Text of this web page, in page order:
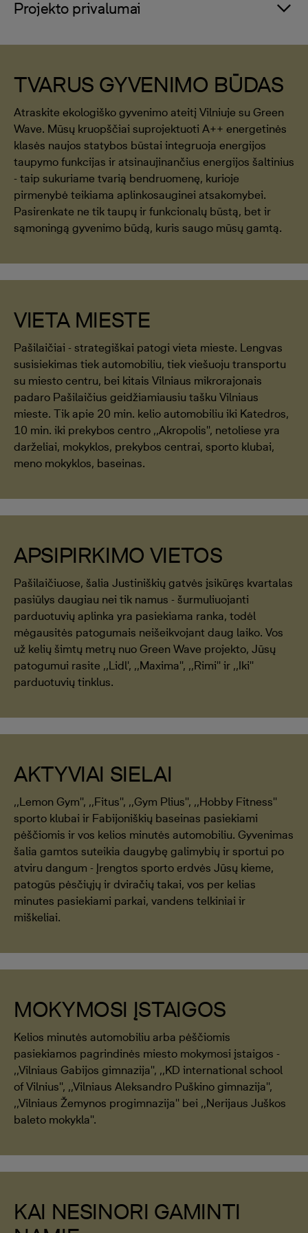
Projekto privalumai
TVARUS GYVENIMO BŪDAS
Atraskite ekologiško gyvenimo ateitį Vilniuje su Green
Wave. Mūsų kruopščiai suprojektuoti A++ energetinės
klasės naujos statybos būstai integruoja energijos
taupymo funkcijas ir atsinaujinančius energijos šaltinius
- taip sukuriame tvarią bendruomenę, kurioje
pirmenybė teikiama aplinkosauginei atsakomybei.
Pasirenkate ne tik taupų ir funkcionalų būstą, bet ir
sąmoningą gyvenimo būdą, kuris saugo mūsų gamtą.
VIETA MIESTE
Pašilaičiai - strategiškai patogi vieta mieste. Lengvas
susisiekimas tiek automobiliu, tiek viešuoju transportu
su miesto centru, bei kitais Vilniaus mikrorajonais
padaro Pašilaičius geidžiamiausiu tašku Vilniaus
mieste. Tik apie 20 min. kelio automobiliu iki Katedros,
10 min. iki prekybos centro ,,Akropolis'', netoliese yra
darželiai, mokyklos, prekybos centrai, sporto klubai,
meno mokyklos, baseinas.
APSIPIRKIMO VIETOS
Pašilaičiuose, šalia Justiniškių gatvės įsikūręs kvartalas
pasiūlys daugiau nei tik namus - šurmuliuojanti
parduotuvių aplinka yra pasiekiama ranka, todėl
mėgausitės patogumais neišeikvojant daug laiko. Vos
už kelių šimtų metrų nuo Green Wave projekto, Jūsų
patogumui rasite ,,Lidl', ,,Maxima'', ,,Rimi'' ir ,,Iki''
parduotuvių tinklus.
AKTYVIAI SIELAI
,,Lemon Gym'', ,,Fitus'', ,,Gym Plius'', ,,Hobby Fitness''
sporto klubai ir Fabijoniškių baseinas pasiekiami
pėščiomis ir vos kelios minutės automobiliu. Gyvenimas
šalia gamtos suteikia daugybę galimybių ir sportui po
atviru dangum - Įrengtos sporto erdvės Jūsų kieme,
patogūs pėsčiųjų ir dviračių takai, vos per kelias
minutes pasiekiami parkai, vandens telkiniai ir
miškeliai.
MOKYMOSI ĮSTAIGOS
Kelios minutės automobiliu arba pėščiomis
pasiekiamos pagrindinės miesto mokymosi įstaigos -
,,Vilniaus Gabijos gimnazija'', ,,KD international school
of Vilnius'', ,,Vilniaus Aleksandro Puškino gimnazija'',
,,Vilniaus Žemynos progimnazija'' bei ,,Nerijaus Juškos
baleto mokykla''.
KAI NESINORI GAMINTI